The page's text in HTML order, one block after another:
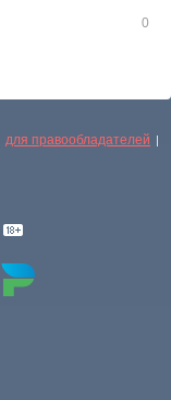
0
для правообладателей |